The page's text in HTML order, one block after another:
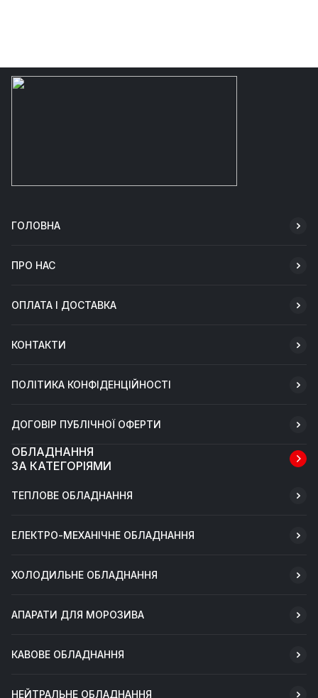
ГОЛОВНА
ПРО НАС
ОПЛАТА І ДОСТАВКА
КОНТАКТИ
ПОЛІТИКА КОНФІДЕНЦІЙНОСТІ
ДОГОВІР ПУБЛІЧНОЇ ОФЕРТИ
ОБЛАДНАННЯ
ЗА КАТЕГОРІЯМИ
ТЕПЛОВЕ ОБЛАДНАННЯ
ЕЛЕКТРО-МЕХАНІЧНЕ ОБЛАДНАННЯ
ХОЛОДИЛЬНЕ ОБЛАДНАННЯ
АПАРАТИ ДЛЯ МОРОЗИВА
КАВОВЕ ОБЛАДНАННЯ
НЕЙТРАЛЬНЕ ОБЛАДНАННЯ